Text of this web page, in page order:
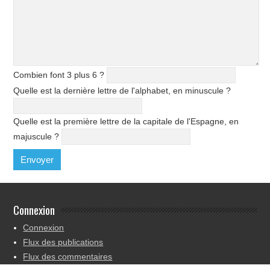
Combien font 3 plus 6 ?
Quelle est la dernière lettre de l'alphabet, en minuscule ?
Quelle est la première lettre de la capitale de l'Espagne, en
majuscule ?
Connexion
Connexion
Flux des publications
Flux des commentaires